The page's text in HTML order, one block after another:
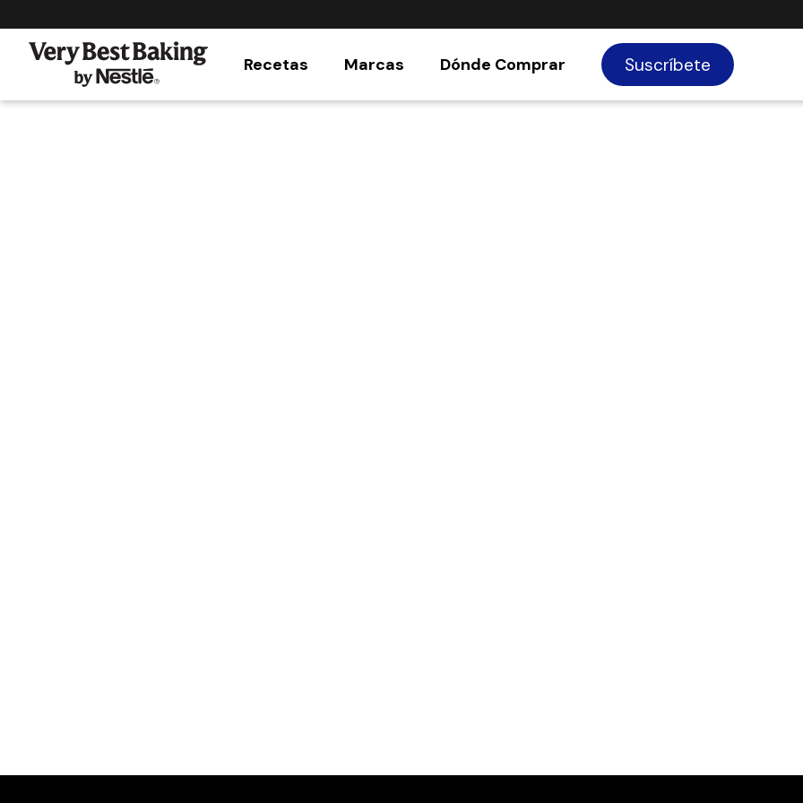
Recetas Marcas Dónde Comprar Suscríbete